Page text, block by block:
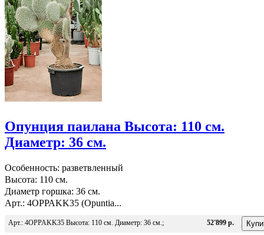
Опунция паилана Высота: 110 см.
Диаметр: 36 см.
Особенность: разветвленный
Высота: 110 см.
Диаметр горшка: 36 см.
Арт.: 4OPPAKK35 (Opuntia...
Арт.: 4OPPAKK35 Высота: 110 см. Диаметр: 36 см.; 52'899 р.